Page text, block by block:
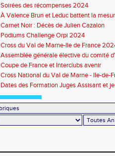
Soirées des récompenses 2024
À Valence Brun et Leduc battent la
Carnet Noir : Décès de Julien Cazalon
Podiums Challenge Orpi 2024
Cross du Val de Marne-Ile de France
Assemblée générale élective du comité
Marne
Coupe de France et Interclubs avenir
Cross National du Val de Marne - Ile-de-
Dates des Formation Juges Assisant et